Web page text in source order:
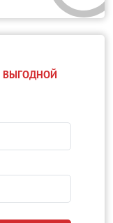
ВЫГОДНОЙ